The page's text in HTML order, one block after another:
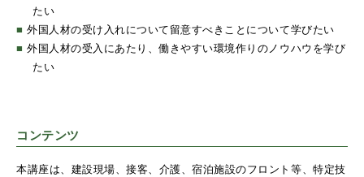
たい
■外国人材の受け入れについて留意すべきことについて学びたい
■外国人材の受入にあたり、働きやすい環境作りのノウハウを学び
たい
コンテンツ
本講座は、建設現場、接客、介護、宿泊施設のフロント等、特定技